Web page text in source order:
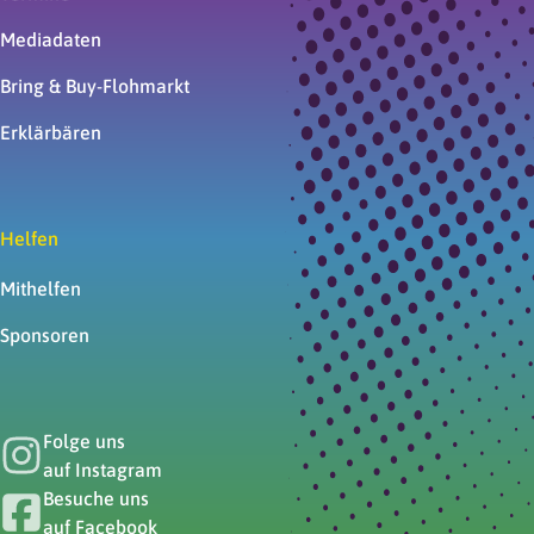
Mediadaten
Bring & Buy-Flohmarkt
Erklär­bären
Helfen
Mithelfen
Sponsoren
Folge uns
auf Instagram
Besuche uns
auf Facebook